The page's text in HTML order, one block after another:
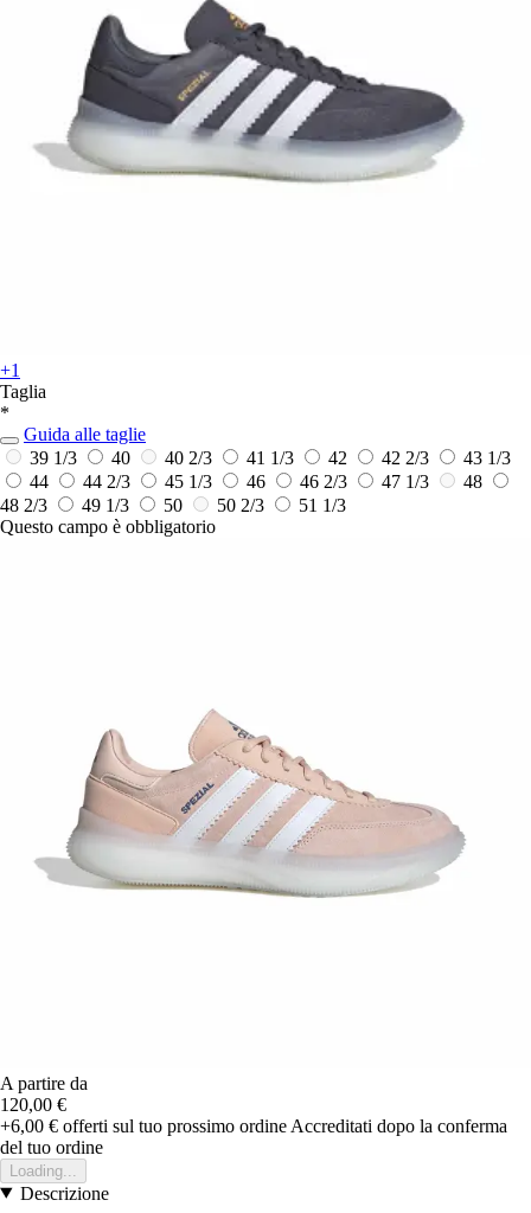
+1
Taglia
*
Guida alle taglie
39 1/3
40 40 2/3 41 1/3 42 42 2/3
43 1/3
44
44 2/3 45 1/3 46 46 2/3 47 1/3
48
48 2/3
49 1/3 50 50 2/3
51 1/3
Questo campo è obbligatorio
A partire da
120,00 €
+6,00 € offerti sul tuo prossimo ordine Accreditati dopo la conferma
del tuo ordine
Loading...
Descrizione